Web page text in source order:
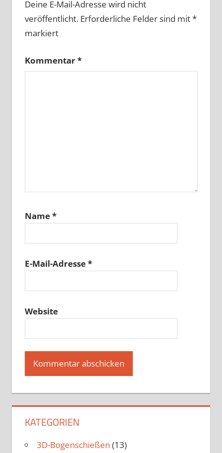
Deine E-Mail-Adresse wird nicht
veröffentlicht. Erforderliche Felder sind mit*
markiert
Kommentar*
Name*
E-Mail-Adresse*
Website
KATEGORIEN
3D-Bogenschießen (13)